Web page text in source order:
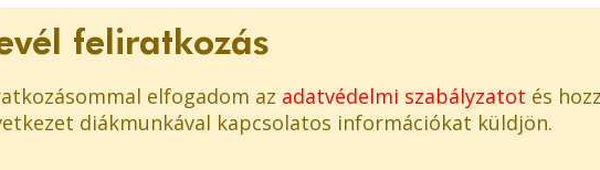
feliratkozás
elfogadom az adatvédelmi szabályzatot és
diákmunkával kapcsolatos információkat küldjön.